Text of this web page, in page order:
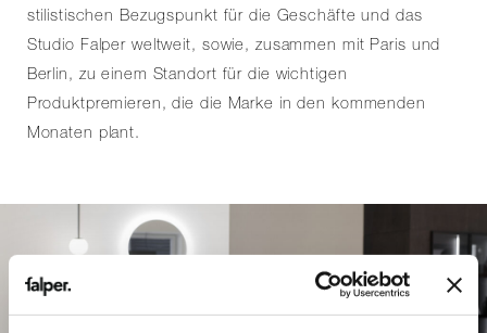
stilistischen Bezugspunkt für die Geschäfte und das
Studio Falper weltweit, sowie, zusammen mit Paris und
Berlin, zu einem Standort für die wichtigen
Produktpremieren, die die Marke in den kommenden
Monaten plant.